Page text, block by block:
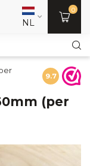
NL
0
9.7
(per